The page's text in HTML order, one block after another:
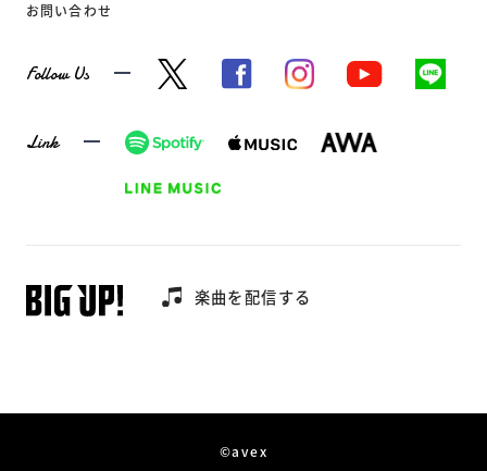
お問い合わせ
Follow Us
Link
楽曲を配信する
©avex